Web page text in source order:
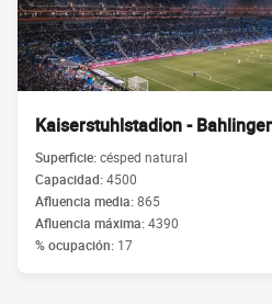
Kaiserstuhlstadion -
Superficie:césped natural
Capacidad:4500
Afluencia media:865
Afluencia máxima:4390
% ocupación: 17